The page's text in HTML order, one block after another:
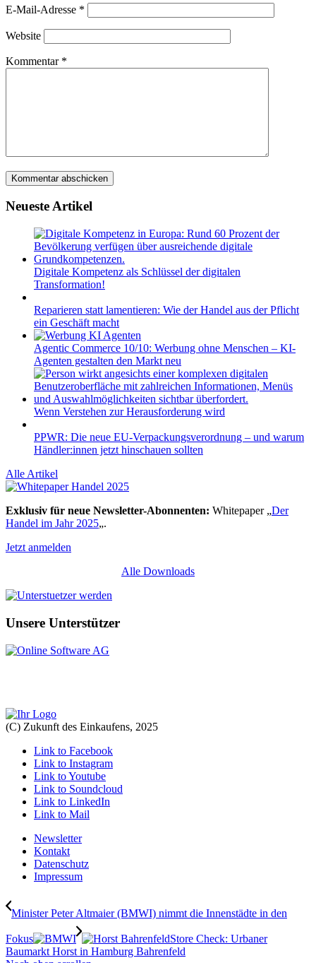
E-Mail-Adresse *
Website
Kommentar *
Neueste Artikel
Digitale Kompetenz als Schlüssel der digitalen
Transformation!
Reparieren statt lamentieren: Wie der Handel aus der Pflicht
ein Geschäft macht
Agentic Commerce 10/10: Werbung ohne Menschen – KI-
Agenten gestalten den Markt neu
Wenn Verstehen zur Herausforderung wird
PPWR: Die neue EU-Verpackungsverordnung – und warum
Händler:innen jetzt hinschauen sollten
Alle Artikel
Exklusiv für neue Newsletter-Abonnenten: Whitepaper „Der
Handel im Jahr 2025„.
Jetzt anmelden
Alle Downloads
Unsere Unterstützer
(C) Zukunft des Einkaufens, 2025
Link to Facebook
Link to Instagram
Link to Youtube
Link to Soundcloud
Link to LinkedIn
Link to Mail
Newsletter
Kontakt
Datenschutz
Impressum
Minister Peter Altmaier (BMWI) nimmt die Innenstädte in den
Fokus
Store Check: Urbaner
Baumarkt Horst in Hamburg Bahrenfeld